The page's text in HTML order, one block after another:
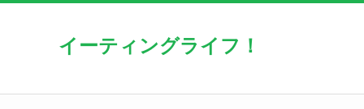
イーティングライフ！